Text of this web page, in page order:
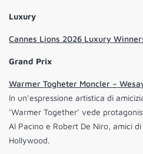
Luxury
Cannes Lions 2026 Luxury
Grand Prix
Warmer Togheter Moncler –
In un’espressione artistica di
‘Warmer Together’ vede
Al Pacino e Robert De Niro, amici
Hollywood.